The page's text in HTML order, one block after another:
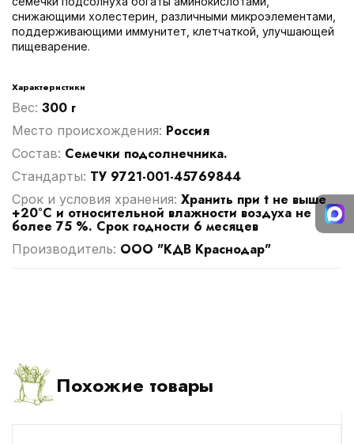
снижающими холестерин, различными микроэлементами,
поддерживающими иммунитет, клетчаткой, улучшающей
пищеварение.
Характеристики
Вес: 300 г
Место происхождения: Россия
Cостав: Семечки подсолнечника.
Стандарты: ТУ 9721-001-45769844
Срок и условия хранения: Хранить при t не выше
+20°С и относительной влажности воздуха не
более 75 %. Срок годности 6 месяцев
Производитель: ООО "КДВ Краснодар"
Похожие товары